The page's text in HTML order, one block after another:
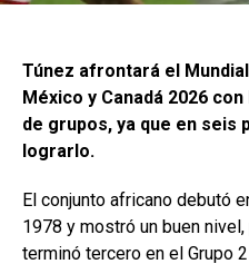
Túnez afrontará el
México y Canadá 2026
de grupos, ya que en seis
lograrlo.
El conjunto africano debutó
1978 y mostró un buen
terminó tercero en el Grupo